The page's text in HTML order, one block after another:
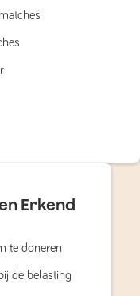
Erkend
te doneren
de belasting